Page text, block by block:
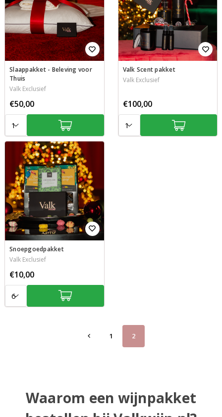
Slaappakket - Beleving voor
Thuis
Valk Exclusief
€50,00
Valk Scent pakket
Valk Exclusief
€100,00
Snoepgoedpakket
Valk Exclusief
€10,00
1 2
Waarom een wijnpakket